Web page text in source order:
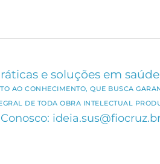
e soluções em
AO CONHECIMENTO, QUE BUSCA
DE TODA OBRA INTELECTUAL